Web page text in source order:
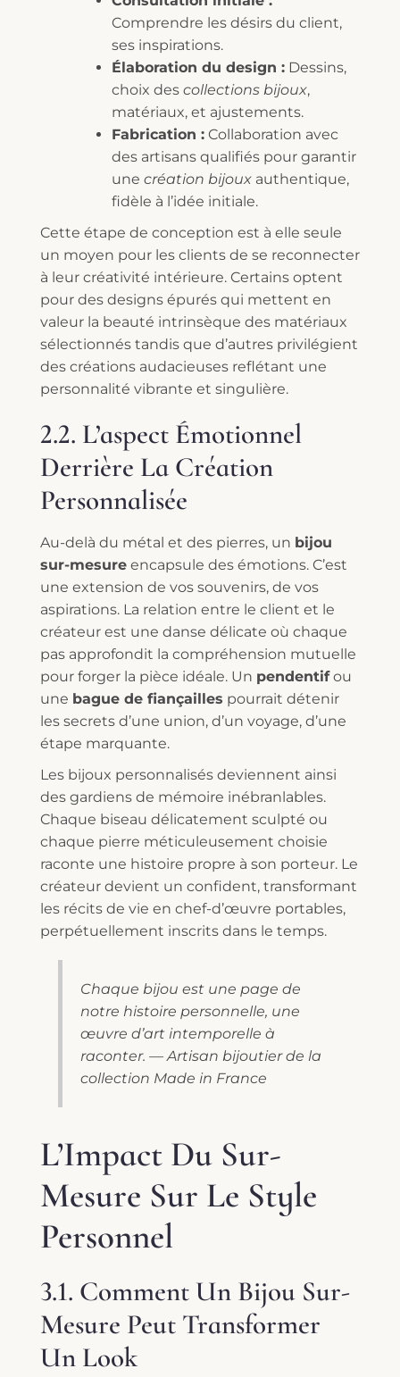
Comprendre les désirs du client,
ses inspirations.
Élaboration du design : Dessins,
choix des collections bijoux,
matériaux, et ajustements.
Fabrication : Collaboration avec
des artisans qualifiés pour garantir
une création bijoux authentique,
fidèle à l’idée initiale.
Cette étape de conception est à elle seule
un moyen pour les clients de se reconnecter
à leur créativité intérieure. Certains optent
pour des designs épurés qui mettent en
valeur la beauté intrinsèque des matériaux
sélectionnés tandis que d’autres privilégient
des créations audacieuses reflétant une
personnalité vibrante et singulière.
2.2. L’aspect Émotionnel
Derrière La Création
Personnalisée
Au-delà du métal et des pierres, un bijou
sur-mesure encapsule des émotions. C’est
une extension de vos souvenirs, de vos
aspirations. La relation entre le client et le
créateur est une danse délicate où chaque
pas approfondit la compréhension mutuelle
pour forger la pièce idéale. Un pendentifou
une bague de fiançailles pourrait détenir
les secrets d’une union, d’un voyage, d’une
étape marquante.
Les bijoux personnalisés deviennent ainsi
des gardiens de mémoire inébranlables.
Chaque biseau délicatement sculpté ou
chaque pierre méticuleusement choisie
raconte une histoire propre à son porteur. Le
créateur devient un confident, transformant
les récits de vie en chef-d’œuvre portables,
perpétuellement inscrits dans le temps.
Chaque bijou est une page de
notre histoire personnelle, une
œuvre d’art intemporelle à
raconter. — Artisan bijoutier de la
collection Made in France
L’Impact Du Sur-
Mesure Sur Le Style
Personnel
3.1. Comment Un Bijou Sur-
Mesure Peut Transformer
Un Look